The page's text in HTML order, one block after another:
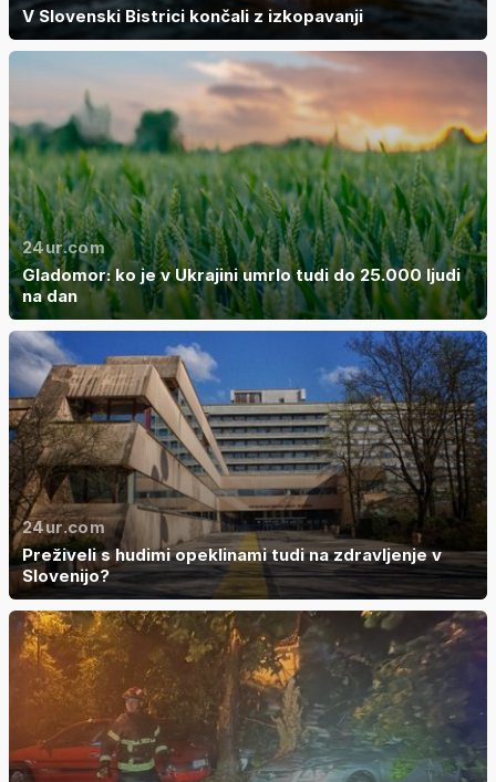
V Slovenski Bistrici končali z izkopavanji
24ur.com
Gladomor: ko je v Ukrajini umrlo tudi do 25.000 ljudi
na dan
24ur.com
Preživeli s hudimi opeklinami tudi na zdravljenje v
Slovenijo?